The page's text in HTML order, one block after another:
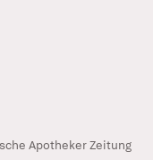
Apotheker Zeitung